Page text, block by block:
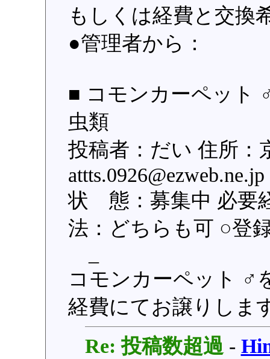
もしくは経費と交換
●管理者から：
■ コモンカーペット
虫類
投稿者：だい 住所：
状 態：募集中 必要
法：どちらも可 ○登
コモンカーペット ♂
経費にてお譲りしま
Re: 投稿数超過 -